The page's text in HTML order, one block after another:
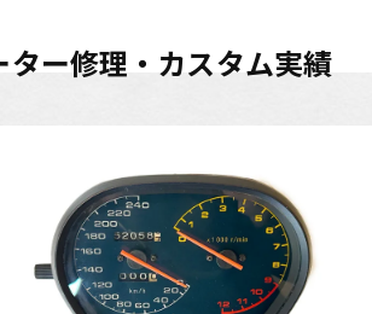
ー修理・カスタム実績